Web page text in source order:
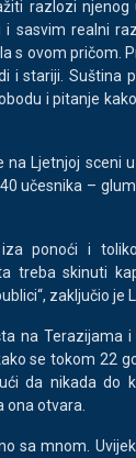
razlozi njenog
sasvim realni
s ovom pričom.
i stariji. Suština
i pitanje
na Ljetnjoj sceni
učesnika –
ponoći i
treba skinuti
zaključio je
na Terazijama
se tokom 22
da nikada do
ona otvara.
sa mnom.